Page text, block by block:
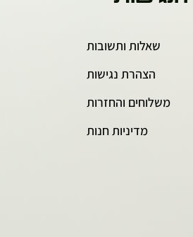
שאלות ותשובות
הצהרת נגישות
משלוחים והחזרות
מדיניות חנות